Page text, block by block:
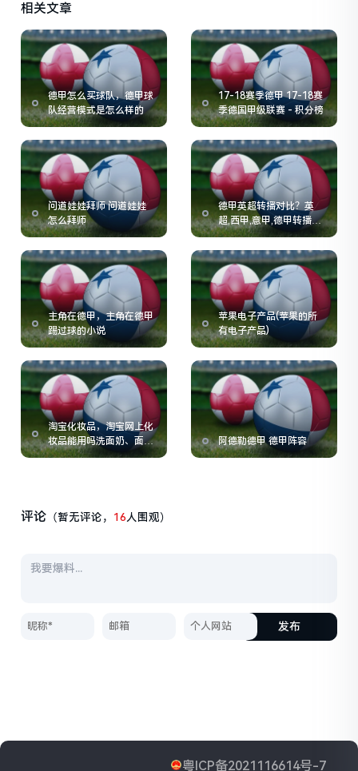
相关文章
德甲怎么买球队，德甲球
队经营模式是怎么样的
17-18赛季德甲 17-18赛
季德国甲级联赛 - 积分榜
问道娃娃拜师 问道娃娃
怎么拜师
德甲英超转播对比？英
超,西甲,意甲,德甲转播费
用的情况如何
主角在德甲，主角在德甲
踢过球的小说
苹果电子产品(苹果的所
有电子产品)
淘宝化妆品，淘宝网上化
妆品能用吗洗面奶、面之
类的
阿德勒德甲 德甲阵容
评论 （暂无评论， 16人围观）
发布
粤ICP备2021116614号-7